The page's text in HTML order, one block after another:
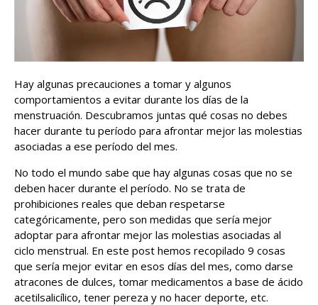
Hay algunas precauciones a tomar y algunos
comportamientos a evitar durante los días de la
menstruación. Descubramos juntas qué cosas no debes
hacer durante tu período para afrontar mejor las molestias
asociadas a ese período del mes.
No todo el mundo sabe que hay algunas cosas que no se
deben hacer durante el período. No se trata de
prohibiciones reales que deban respetarse
categóricamente, pero son medidas que sería mejor
adoptar para afrontar mejor las molestias asociadas al
ciclo menstrual. En este post hemos recopilado 9 cosas
que sería mejor evitar en esos días del mes, como darse
atracones de dulces, tomar medicamentos a base de ácido
acetilsalicílico, tener pereza y no hacer deporte, etc.